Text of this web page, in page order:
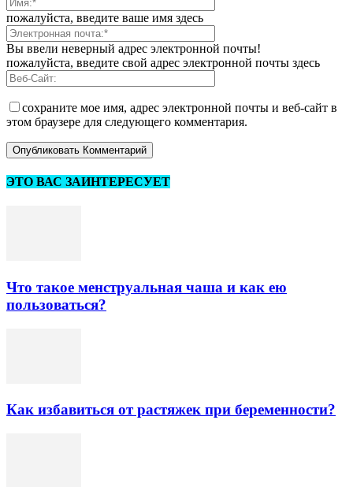
пожалуйста, введите ваше имя здесь
Вы ввели неверный адрес электронной почты!
пожалуйста, введите свой адрес электронной почты здесь
сохраните мое имя, адрес электронной почты и веб-сайт в
этом браузере для следующего комментария.
ЭТО ВАС ЗАИНТЕРЕСУЕТ
Что такое менструальная чаша и как ею
пользоваться?
Как избавиться от растяжек при беременности?